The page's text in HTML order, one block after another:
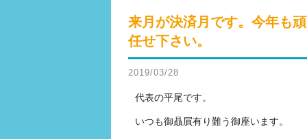
来月が決済月です。今年も
任せ下さい。
2019/03/28
代表の平尾です。
いつも御贔屓有り難う御座います。